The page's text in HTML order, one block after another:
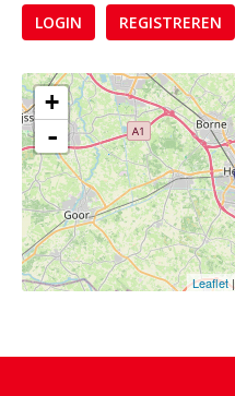
LOGIN
REGISTREREN
+
-
Leaflet|